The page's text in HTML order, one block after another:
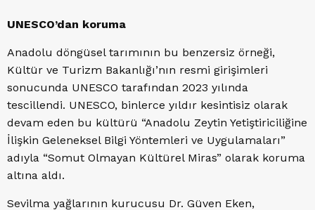
UNESCO’dan koruma
Anadolu döngüsel tarımının bu benzersiz örneği,
Kültür ve Turizm Bakanlığı’nın resmi girişimleri
sonucunda UNESCO tarafından 2023 yılında
tescillendi. UNESCO, binlerce yıldır kesintisiz olarak
devam eden bu kültürü “Anadolu Zeytin Yetiştiriciliğine
İlişkin Geleneksel Bilgi Yöntemleri ve Uygulamaları”
adıyla “Somut Olmayan Kültürel Miras” olarak koruma
altına aldı.
Sevilma yağlarının kurucusu Dr. Güven Eken,